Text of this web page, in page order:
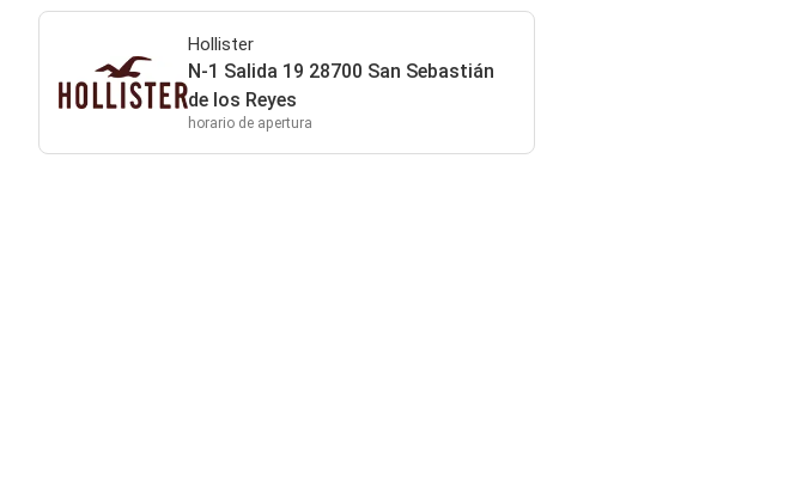
Hollister
N-1 Salida 19 28700 San Sebastián
de los Reyes
horario de apertura